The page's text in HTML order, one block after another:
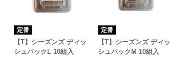
定番
【T】シーズンズ ディッ
シュパックL 10組入
定番
【T】シーズンズ ディッ
シュパックM 10組入